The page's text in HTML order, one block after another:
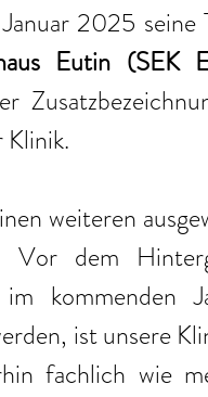
2025 seine
Eutin (SEK
Klinik.
weiteren
Vor dem
im kommenden
ist unsere
fachlich wie